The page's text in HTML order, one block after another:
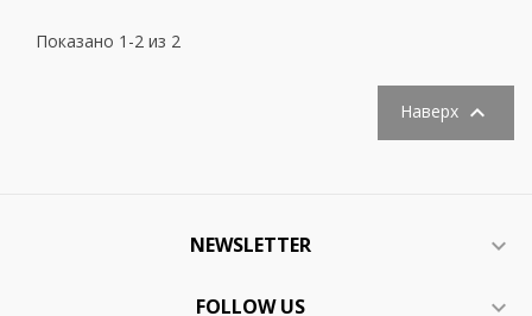
Показано 1-2 из 2
Наверх 
NEWSLETTER 
FOLLOW US 